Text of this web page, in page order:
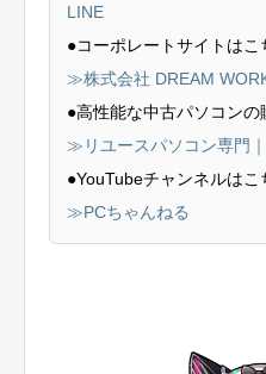
LINE
●コーポレートサイトはこ
≫株式会社 DREAM
●高性能な中古パソコンの
≫リユースパソコン専門
●YouTubeチャンネルはこ
≫PCちゃんねる